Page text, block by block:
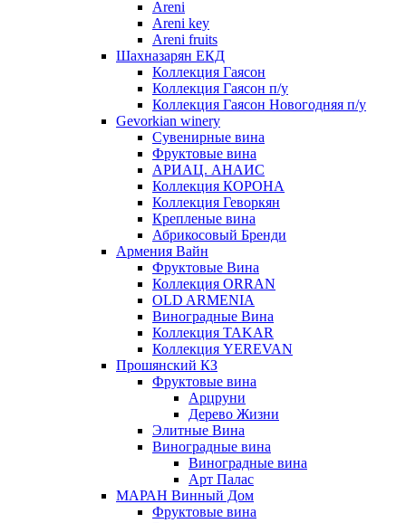
Areni
Areni key
Areni fruits
Шахназарян ЕКД
Коллекция Гаясон
Коллекция Гаясон п/у
Коллекция Гаясон Новогодняя п/у
Gevorkian winery
Сувенирные вина
Фруктовые вина
АРИАЦ. АНАИС
Коллекция КОРОНА
Коллекция Геворкян
Крепленые вина
Абрикосовый Бренди
Армения Вайн
Фруктовые Вина
Коллекция ORRAN
OLD ARMENIA
Виноградные Вина
Коллекция TAKAR
Коллекция YEREVAN
Прошянский КЗ
Фруктовые вина
Арцруни
Дерево Жизни
Элитные Вина
Виноградные вина
Виноградные вина
Арт Палас
МАРАН Винный Дом
Фруктовые вина